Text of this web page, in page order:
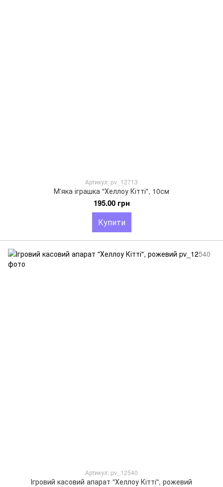
Артикул: pv_12713
М'яка іграшка "Хеллоу Кітті", 10см
195.00 грн
Купити
Артикул: pv_12540
Ігровий касовий апарат "Хеллоу Кітті", рожевий